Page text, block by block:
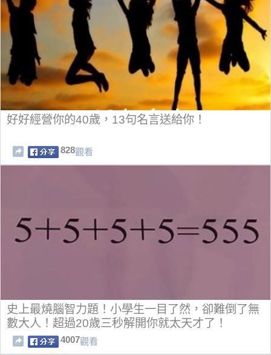
好好經營你的40歲，13句名言送給你！
828觀看
史上最燒腦智力題！小學生一目了然，卻難倒了無
數大人！超過20歲三秒解開你就太天才了！
4007觀看